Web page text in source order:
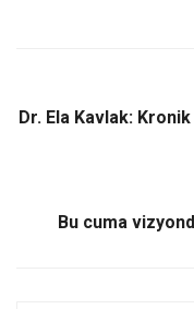
o
d
Dr. Ela Kavlak:
Bu cuma